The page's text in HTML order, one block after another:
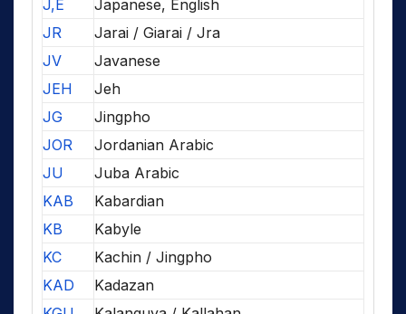
J,E
Japanese, English
JR
Jarai / Giarai / Jra
JV
Javanese
JEH
Jeh
JG
Jingpho
JOR
Jordanian Arabic
JU
Juba Arabic
KAB
Kabardian
KB
Kabyle
KC
Kachin / Jingpho
KAD
Kadazan